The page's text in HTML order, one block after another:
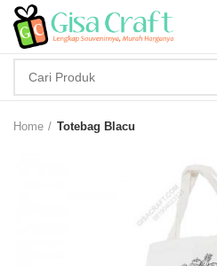
Home Totebag Blacu